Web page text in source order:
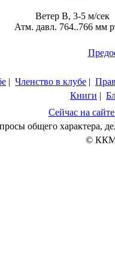
Ветер В, 3-5 м/сек
Атм. давл. 764..766 мм
| Членство в клубе |
Книги |
Сейчас на
общего характера,
© ККМ